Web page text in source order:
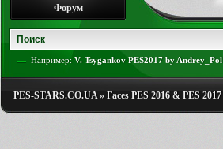
Форум
Например: V. Tsygankov PES2017 by Andrey_Pol
PES-STARS.CO.UA» Faces PES 2016 & PES 2017